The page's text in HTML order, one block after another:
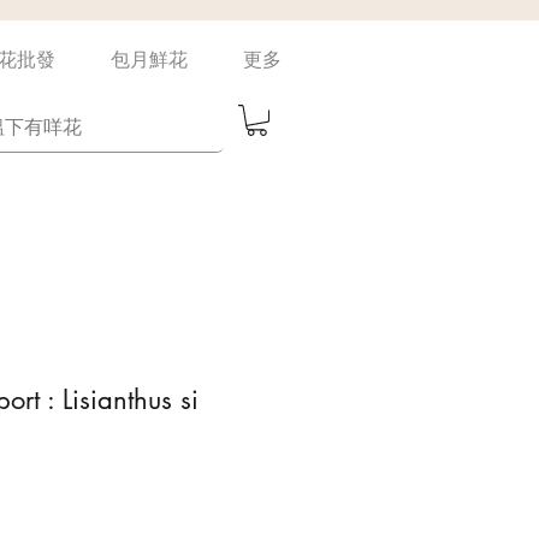
批發 包月鮮花 更多
: Lisianthus si